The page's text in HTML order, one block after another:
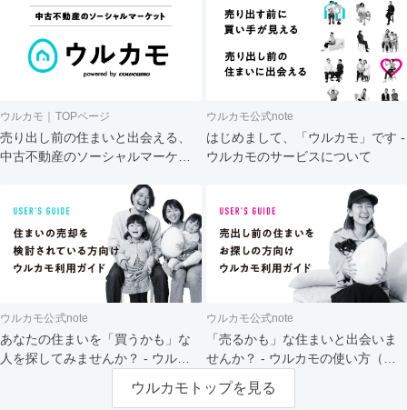
ウルカモ｜TOPページ
売り出し前の住まいと出会える、
中古不動産のソーシャルマーケッ
ウルカモ公式note
はじめまして、「ウルカモ」です -
ウルカモのサービスについて
ウルカモ公式note
あなたの住まいを「買うかも」な
人を探してみませんか？ - ウルカ
ウルカモ公式note
「売るかも」な住まいと出会いま
せんか？ - ウルカモの使い方（買
主さま向け）
ウルカモトップを見る